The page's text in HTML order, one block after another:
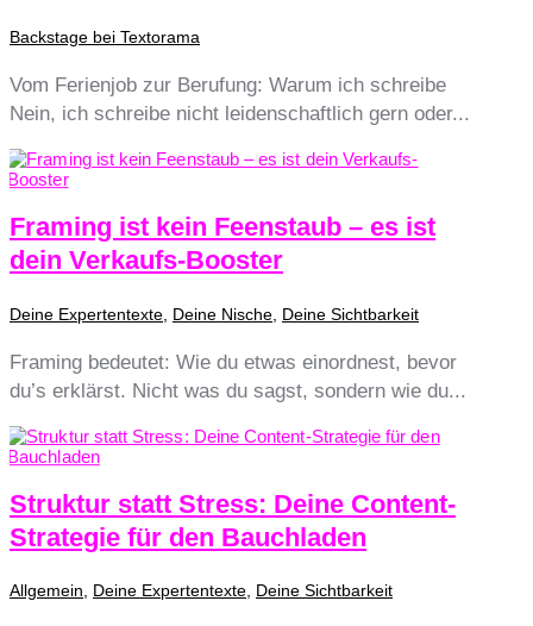
Backstage bei Textorama
Vom Ferienjob zur Berufung: Warum ich schreibe
Nein, ich schreibe nicht leidenschaftlich gern oder...
Framing ist kein Feenstaub – es ist
dein Verkaufs-Booster
Deine Expertentexte Deine Nische Deine Sichtbarkeit
Framing bedeutet: Wie du etwas einordnest, bevor
du’s erklärst. Nicht was du sagst, sondern wie du...
Struktur statt Stress: Deine Content-
Strategie für den Bauchladen
Allgemein, Deine Expertentexte, Deine Sichtbarkeit